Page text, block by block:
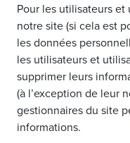
Pour les utilisateurs et
notre site (si cela est
les données
les utilisateurs et
supprimer leurs
(à l’exception de leur
gestionnaires du site
informations.